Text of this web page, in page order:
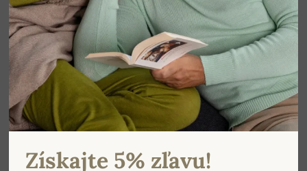
Získajte 5% zľavu!